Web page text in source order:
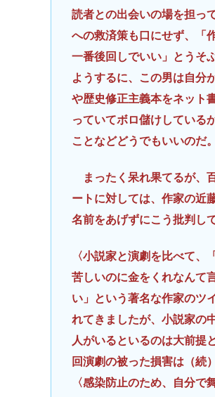
読者との出会いの場を担っ
への救済策も口にせず、「
一番後回しでいい」とうそ
ようするに、この男は自分
や歴史修正主義本をネット
っていてボロ儲けしている
ことなどどうでもいいのだ。
まったく呆れ果てるが、
ートに対しては、作家の近
名前をあげずにこう批判し
〈小説家と演劇を比べて、
苦しいのに金をくれなんて
い」という著名な作家のツ
れてきましたが、小説家の
人がいるといるのは大前提
回演劇の被った損害は（続）
〈感染防止のため、自分で